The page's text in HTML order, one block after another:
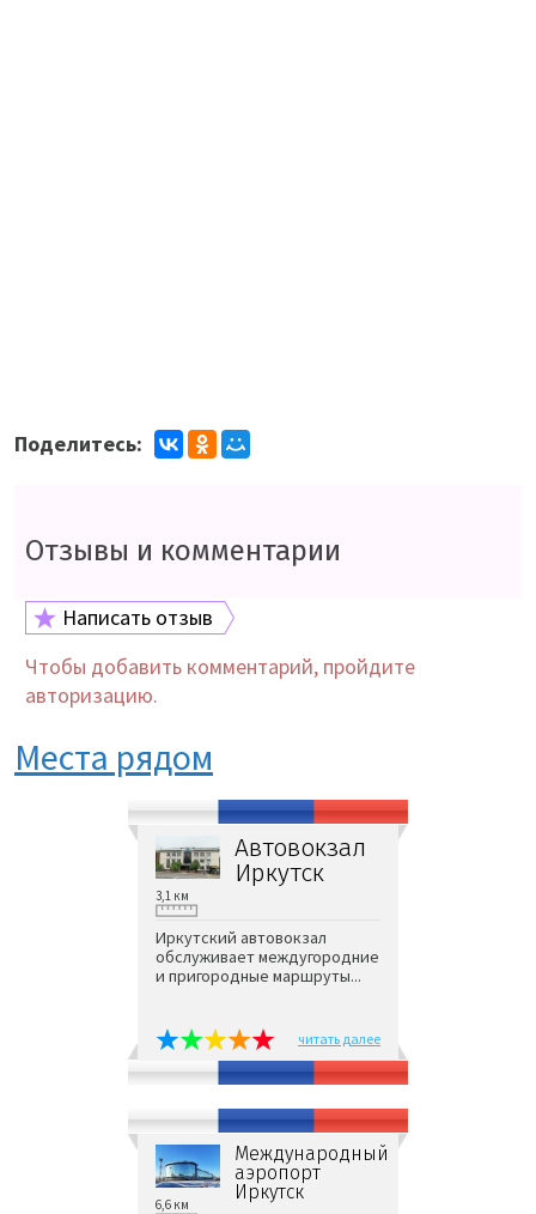
Поделитесь:
Отзывы и комментарии
Написать отзыв
Чтобы добавить комментарий, пройдите
авторизацию.
Места рядом
Автовокзал
Иркутск
3,1 км
Иркутский автовокзал
обслуживает междугородние
и пригородные маршруты...
читать далее
Международный
аэропорт
Иркутск
6,6 км